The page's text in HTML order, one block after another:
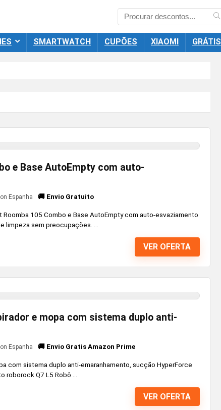
SMARTWATCH CUPÕES XIAOMI GRÁTIS
e Base AutoEmpty com auto-
Espanha 🚚 Envio Gratuito
105 Combo e Base AutoEmpty com auto-esvaziamento
limpeza sem preocupações. ...
VER OFERTA
e mopa com sistema duplo anti-
Espanha 🚚 Envio Gratis Amazon Prime
com sistema duplo anti-emaranhamento, sucção HyperForce
Q7 L5 Robô ...
VER OFERTA